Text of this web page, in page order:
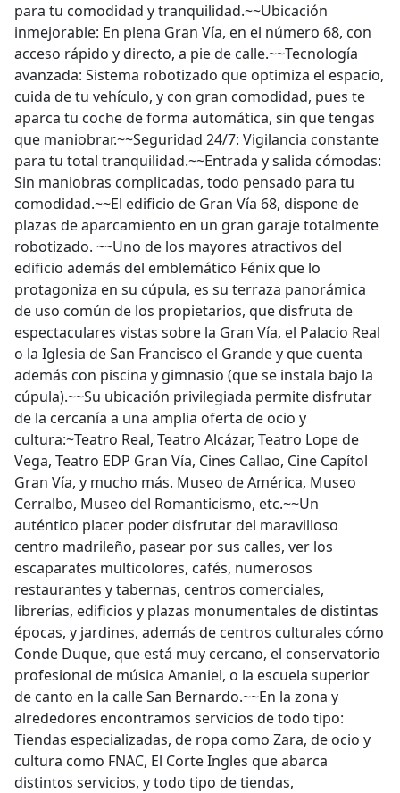
para tu comodidad y tranquilidad.~~Ubicación
inmejorable: En plena Gran Vía, en el número 68, con
acceso rápido y directo, a pie de calle.~~Tecnología
avanzada: Sistema robotizado que optimiza el espacio,
cuida de tu vehículo, y con gran comodidad, pues te
aparca tu coche de forma automática, sin que tengas
que maniobrar.~~Seguridad 24/7: Vigilancia constante
para tu total tranquilidad.~~Entrada y salida cómodas:
Sin maniobras complicadas, todo pensado para tu
comodidad.~~El edificio de Gran Vía 68, dispone de
plazas de aparcamiento en un gran garaje totalmente
robotizado. ~~Uno de los mayores atractivos del
edificio además del emblemático Fénix que lo
protagoniza en su cúpula, es su terraza panorámica
de uso común de los propietarios, que disfruta de
espectaculares vistas sobre la Gran Vía, el Palacio Real
o la Iglesia de San Francisco el Grande y que cuenta
además con piscina y gimnasio (que se instala bajo la
cúpula).~~Su ubicación privilegiada permite disfrutar
de la cercanía a una amplia oferta de ocio y
cultura:~Teatro Real, Teatro Alcázar, Teatro Lope de
Vega, Teatro EDP Gran Vía, Cines Callao, Cine Capítol
Gran Vía, y mucho más. Museo de América, Museo
Cerralbo, Museo del Romanticismo, etc.~~Un
auténtico placer poder disfrutar del maravilloso
centro madrileño, pasear por sus calles, ver los
escaparates multicolores, cafés, numerosos
restaurantes y tabernas, centros comerciales,
librerías, edificios y plazas monumentales de distintas
épocas, y jardines, además de centros culturales cómo
Conde Duque, que está muy cercano, el conservatorio
profesional de música Amaniel, o la escuela superior
de canto en la calle San Bernardo.~~En la zona y
alrededores encontramos servicios de todo tipo:
Tiendas especializadas, de ropa como Zara, de ocio y
cultura como FNAC, El Corte Ingles que abarca
distintos servicios, y todo tipo de tiendas,